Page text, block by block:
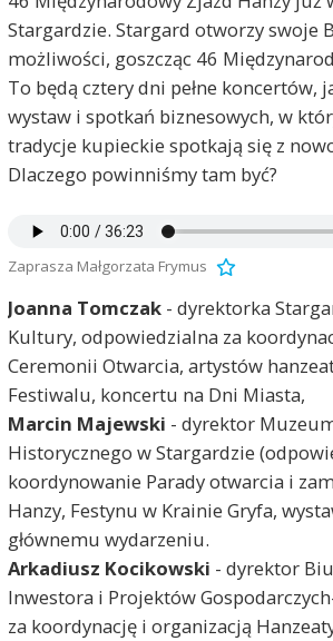
Stargardzie. Stargard otworzy swoje
możliwości, goszcząc 46
To będą cztery dni pełne koncertów,
wystaw i spotkań biznesowych, w
tradycje kupieckie spotkają się z
Dlaczego powinniśmy tam być?
Zaprasza Małgorzata Frymus
Joanna Tomczak- dyrektorka
Kultury, odpowiedzialna za
Ceremonii Otwarcia, artystów
Festiwalu, koncertu na Dni Miasta,
Marcin Majewski - dyrektor
Historycznego w Stargardzie
koordynowanie Parady otwarcia i
Hanzy, Festynu w Krainie Gryfa,
głównemu wydarzeniu.
Arkadiusz Kocikowski - dyrektor
Inwestora i Projektów
za koordynację i organizacją